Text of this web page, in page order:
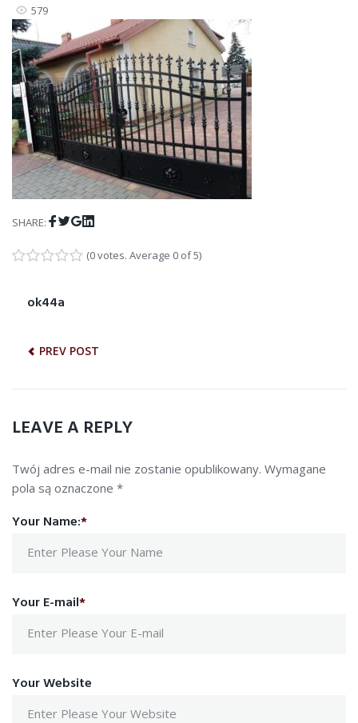
579
SHARE: Facebook
Twitter
Google+
(0 votes. Average 0of 5)
NAWIGACJA
ok44a
PREV POST
Previous
LEAVE A REPLY
Twój adres e-mail nie zostanie opublikowany. Wymagane
pola są oznaczone *
Your Name:*
Your E-mail*
Your Website